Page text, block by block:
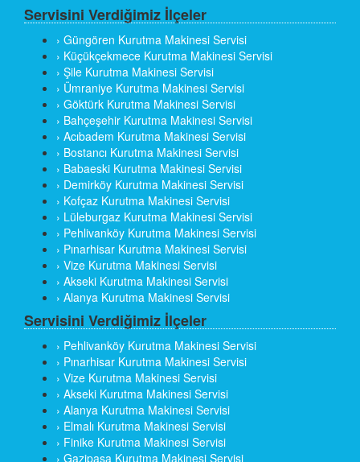
Servisini Verdiğimiz İlçeler
› Güngören Kurutma Makinesi Servisi
› Küçükçekmece Kurutma Makinesi Servisi
› Şile Kurutma Makinesi Servisi
› Ümraniye Kurutma Makinesi Servisi
› Göktürk Kurutma Makinesi Servisi
› Bahçeşehir Kurutma Makinesi Servisi
› Acıbadem Kurutma Makinesi Servisi
› Bostancı Kurutma Makinesi Servisi
› Babaeski Kurutma Makinesi Servisi
› Demirköy Kurutma Makinesi Servisi
› Kofçaz Kurutma Makinesi Servisi
› Lüleburgaz Kurutma Makinesi Servisi
› Pehlivanköy Kurutma Makinesi Servisi
› Pınarhisar Kurutma Makinesi Servisi
› Vize Kurutma Makinesi Servisi
› Akseki Kurutma Makinesi Servisi
› Alanya Kurutma Makinesi Servisi
Servisini Verdiğimiz İlçeler
› Pehlivanköy Kurutma Makinesi Servisi
› Pınarhisar Kurutma Makinesi Servisi
› Vize Kurutma Makinesi Servisi
› Akseki Kurutma Makinesi Servisi
› Alanya Kurutma Makinesi Servisi
› Elmalı Kurutma Makinesi Servisi
› Finike Kurutma Makinesi Servisi
› Gazipaşa Kurutma Makinesi Servisi